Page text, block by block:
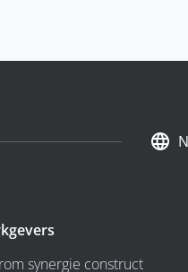
synergie construct